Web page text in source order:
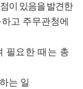
이 있음을 발견한
고 주무관청에
필요한 때는 총
는 일